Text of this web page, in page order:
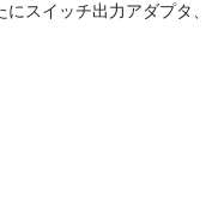
にスイッチ出力アダプタ